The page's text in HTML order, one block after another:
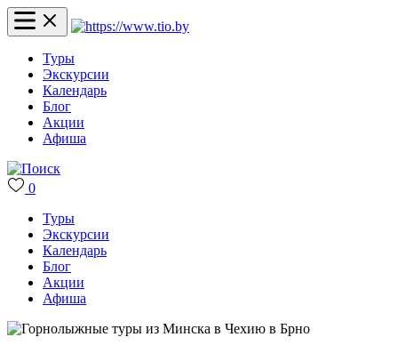
Туры
Экскурсии
Календарь
Блог
Акции
Афиша
0
Туры
Экскурсии
Календарь
Блог
Акции
Афиша